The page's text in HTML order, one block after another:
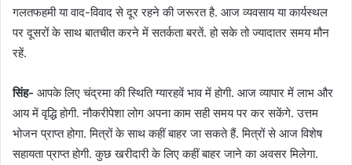
गलतफहमी या वाद-विवाद से दूर रहने की जरूरत है. आज व्यवसाय या कार्यस्थल
पर दूसरों के साथ बातचीत करने में सतर्कता बरतें. हो सके तो ज्यादातर समय मौन
रहें.
सिंह- आपके लिए चंद्रमा की स्थिति ग्यारहवें भाव में होगी. आज व्यापार में लाभ और
आय में वृद्धि होगी. नौकरीपेशा लोग अपना काम सही समय पर कर सकेंगे. उत्तम
भोजन प्राप्त होगा. मित्रों के साथ कहीं बाहर जा सकते हैं. मित्रों से आज विशेष
सहायता प्राप्त होगी. कुछ खरीदारी के लिए कहीं बाहर जाने का अवसर मिलेगा.